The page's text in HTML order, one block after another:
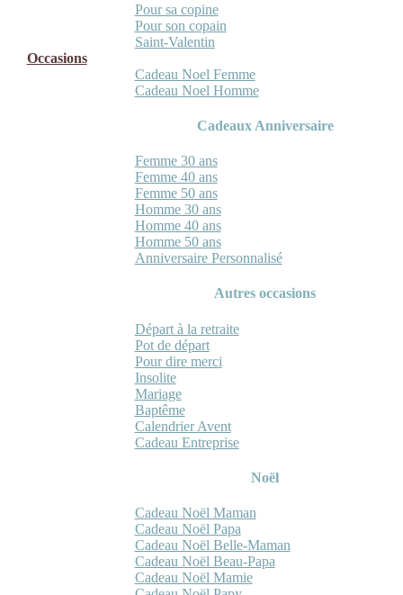
Pour sa copine
Pour son copain
Saint-Valentin
Occasions
Cadeau Noel Femme
Cadeau Noel Homme
Cadeaux Anniversaire
Femme 30 ans
Femme 40 ans
Femme 50 ans
Homme 30 ans
Homme 40 ans
Homme 50 ans
Anniversaire Personnalisé
Autres occasions
Départ à la retraite
Pot de départ
Pour dire merci
Insolite
Mariage
Baptême
Calendrier Avent
Cadeau Entreprise
Noël
Cadeau Noël Maman
Cadeau Noël Papa
Cadeau Noël Belle-Maman
Cadeau Noël Beau-Papa
Cadeau Noël Mamie